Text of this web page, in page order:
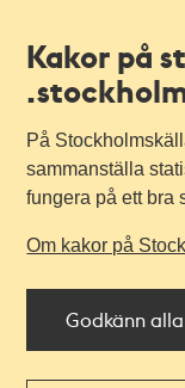
Kakor på
På
sammanställa
fungera på ett bra
Om kakor på
Godkänn